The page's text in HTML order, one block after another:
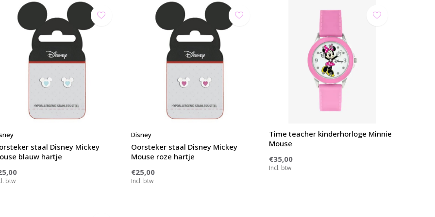
staal Disney Mickey
blauw hartje
btw
Disney
Oorsteker staal Disney Mickey
Mouse roze hartje
€25,00
Incl. btw
Time teacher kinderhorloge Minnie
Mouse
€35,00
Incl. btw